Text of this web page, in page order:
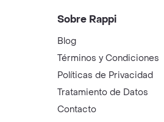
Sobre Rappi
Blog
Términos y Condiciones
Políticas de Privacidad
Tratamiento de Datos
Contacto